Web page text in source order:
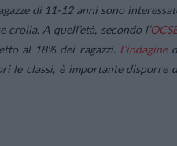
di 11-12 anni sono
A quell’età, secondo l’
al 18% dei ragazzi. L’indagine
le classi, è importante disporre